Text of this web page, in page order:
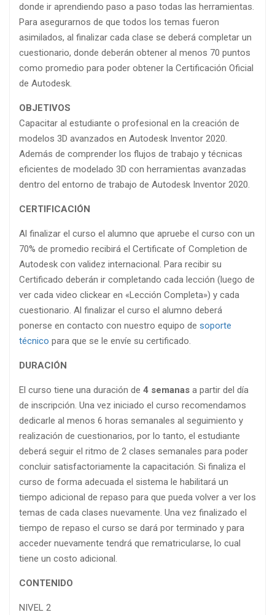
donde ir aprendiendo paso a paso todas las herramientas.
Para asegurarnos de que todos los temas fueron
asimilados, al finalizar cada clase se deberá completar un
cuestionario, donde deberán obtener al menos 70 puntos
como promedio para poder obtener la Certificación Oficial
de Autodesk.
OBJETIVOS
Capacitar al estudiante o profesional en la creación de
modelos 3D avanzados en Autodesk Inventor 2020.
Además de comprender los flujos de trabajo y técnicas
eficientes de modelado 3D con herramientas avanzadas
dentro del entorno de trabajo de Autodesk Inventor 2020.
CERTIFICACIÓN
Al finalizar el curso el alumno que apruebe el curso con un
70% de promedio recibirá el Certificate of Completion de
Autodesk con validez internacional. Para recibir su
Certificado deberán ir completando cada lección (luego de
ver cada video clickear en «Lección Completa») y cada
cuestionario. Al finalizar el curso el alumno deberá
ponerse en contacto con nuestro equipo de soporte
técnico para que se le envíe su certificado.
DURACIÓN
El curso tiene una duración de 4 semanas a partir del día
de inscripción. Una vez iniciado el curso recomendamos
dedicarle al menos 6 horas semanales al seguimiento y
realización de cuestionarios, por lo tanto, el estudiante
deberá seguir el ritmo de 2 clases semanales para poder
concluir satisfactoriamente la capacitación. Si finaliza el
curso de forma adecuada el sistema le habilitará un
tiempo adicional de repaso para que pueda volver a ver los
temas de cada clases nuevamente. Una vez finalizado el
tiempo de repaso el curso se dará por terminado y para
acceder nuevamente tendrá que rematricularse, lo cual
tiene un costo adicional.
CONTENIDO
NIVEL 2